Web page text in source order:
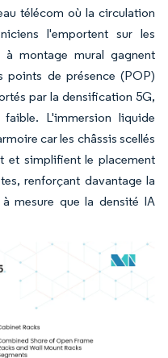
télécom où la circulation
l'emportent sur les
montage mural gagnent
points de présence (POP)
par la densification 5G,
L'immersion liquide
car les châssis scellés
et simplifient le placement
renforçant davantage la
mesure que la densité IA